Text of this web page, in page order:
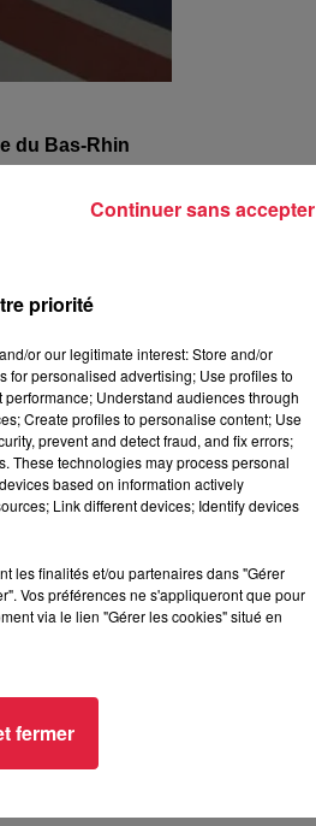
du Bas-Rhin
Si vous avez
priorité
or our legitimate interest: Store and/or
for personalised advertising; Use profiles to
Understand audiences through
Create profiles to personalise content; Use
prevent and detect fraud, and fix errors;
These technologies may process personal
based on information actively
Link different devices; Identify devices
les finalités et/ou partenaires dans "Gérer
Vos préférences ne s'appliqueront que pour
via le lien "Gérer les cookies" situé en
fermer
Continuer sans accepter